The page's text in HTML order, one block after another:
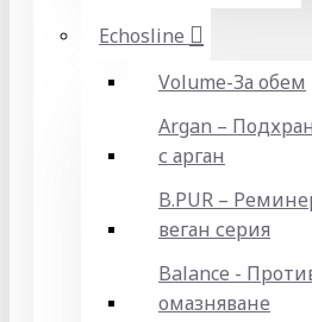
Echosline
Volume-За обем
Argan –
с арган
B.PUR –
веган серия
Balance -
омазняване